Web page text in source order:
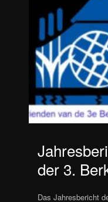
der 3.
Das Jahresbericht